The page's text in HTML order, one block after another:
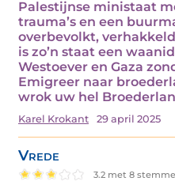
Palestijnse ministaat
trauma’s en een
overbevolkt,
is zo’n staat een
Westoever en Gaza
Emigreer naar
wrok uw hel
Karel Krokant 29 april 2025
Vrede
3.2 met 8